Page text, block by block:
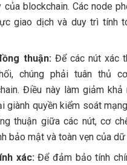
của blockchain. Các node
giao dịch và duy trì tính
thuận:Để các nút xác
chúng phải tuân thủ
Điều này làm giảm khả
giành quyền kiểm soát
thuận giữa các nút, cơ
bảo mật và toàn vẹn của dữ
xác:Để đảm bảo tính